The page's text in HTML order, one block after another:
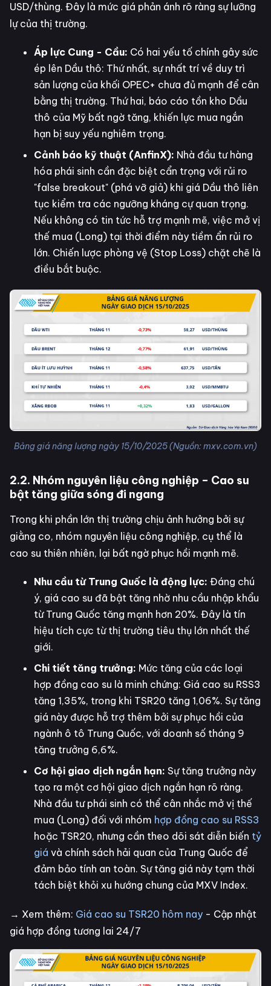
USD/thùng. Đây là mức giá phản ánh rõ ràng sự lưỡng
lự của thị trường.
Áp lực Cung - Cầu: Có hai yếu tố chính gây sức
ép lên Dầu thô: Thứ nhất, sự nhất trí về duy trì
sản lượng của khối OPEC+ chưa đủ mạnh để cân
bằng thị trường. Thứ hai, báo cáo tồn kho Dầu
thô của Mỹ bất ngờ tăng, khiến lực mua ngắn
hạn bị suy yếu nghiêm trọng.
Cảnh báo kỹ thuật (AnfinX): Nhà đầu tư hàng
hóa phái sinh cần đặc biệt cẩn trọng với rủi ro
"false breakout" (phá vỡ giả) khi giá Dầu thô liên
tục kiểm tra các ngưỡng kháng cự quan trọng.
Nếu không có tin tức hỗ trợ mạnh mẽ, việc mở vị
thế mua (Long) tại thời điểm này tiềm ẩn rủi ro
lớn. Chiến lược phòng vệ (Stop Loss) chặt chẽ là
điều bắt buộc.
Bảng giá năng lượng ngày 15/10/2025 (Nguồn: mxv.com.vn)
2.2. Nhóm nguyên liệu công nghiệp – Cao su
bật tăng giữa sóng đi ngang
Trong khi phần lớn thị trường chịu ảnh hưởng bởi sự
giằng co, nhóm nguyên liệu công nghiệp, cụ thể là
cao su thiên nhiên, lại bất ngờ phục hồi mạnh mẽ.
Nhu cầu từ Trung Quốc là động lực: Đáng chú
ý, giá cao su đã bật tăng nhờ nhu cầu nhập khẩu
từ Trung Quốc tăng mạnh hơn 20%. Đây là tín
hiệu tích cực từ thị trường tiêu thụ lớn nhất thế
giới.
Chi tiết tăng trưởng: Mức tăng của các loại
hợp đồng cao su là minh chứng: Giá cao su RSS3
tăng 1,35%, trong khi TSR20 tăng 1,06%. Sự tăng
giá này được hỗ trợ thêm bởi sự phục hồi của
ngành ô tô Trung Quốc, với doanh số tháng 9
tăng trưởng 6,6%.
Cơ hội giao dịch ngắn hạn: Sự tăng trưởng này
tạo ra một cơ hội giao dịch ngắn hạn rõ ràng.
Nhà đầu tư phái sinh có thể cân nhắc mở vị thế
mua (Long) đối với nhóm hợp đồng cao su RSS3
hoặc TSR20, nhưng cần theo dõi sát diễn biến tỷ
giá và chính sách hải quan của Trung Quốc để
đảm bảo tính an toàn. Sự tăng giá này tạm thời
tách biệt khỏi xu hướng chung của MXV Index.
→ Xem thêm: Giá cao su TSR20 hôm nay - Cập nhật
giá hợp đồng tương lai 24/7